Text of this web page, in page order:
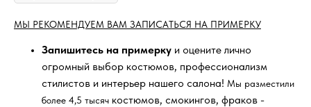
МЫ РЕКОМЕНДУЕМ ВАМ ЗАПИСАТЬСЯ НА ПРИМЕРКУ
Запишитесь на примерку и оцените лично
огромный выбор костюмов, профессионализм
стилистов и интерьер нашего салона! Мы разместили
более 4,5 тысяч костюмов, смокингов, фраков -